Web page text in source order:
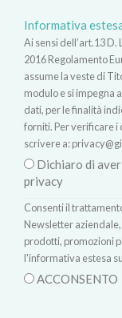
Informativa
Ai sensi dell’art.13 D.
2016 Regolamento
assume la veste di
modulo e si impegna
dati, per le finalità
forniti. Per verificare i
scrivere a:
Dichiaro di
privacy
Consenti il
Newsletter
prodotti, promozioni
l'informativa estesa
ACCONSENTO